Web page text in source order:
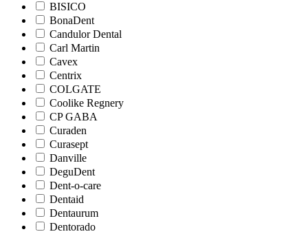
BISICO
BonaDent
Candulor Dental
Carl Martin
Cavex
Centrix
COLGATE
Coolike Regnery
CP GABA
Curaden
Curasept
Danville
DeguDent
Dent-o-care
Dentaid
Dentaurum
Dentorado